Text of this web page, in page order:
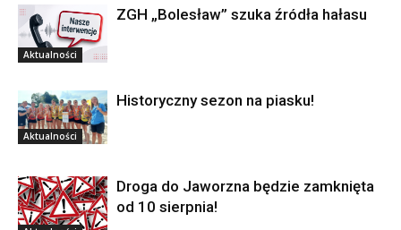
Aktualności
ZGH „Bolesław” szuka źródła hałasu
Aktualności
Historyczny sezon na piasku!
Droga do Jaworzna będzie zamknięta
od 10 sierpnia!